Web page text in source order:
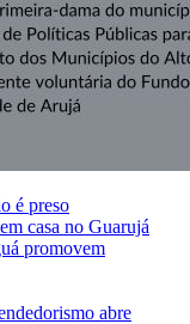
é preso
casa no Guarujá
promovem
abre